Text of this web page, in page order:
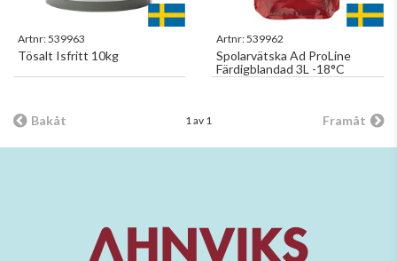
Artnr:539963
Tösalt Isfritt 10kg
Artnr:539962
Spolarvätska Ad ProLine
Färdigblandad 3L -18°C
Bakåt 1 av 1 Framåt